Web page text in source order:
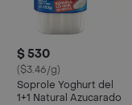
$ 530
($3.46/g)
Soprole Yoghurt del
1+1 Natural Azucarado